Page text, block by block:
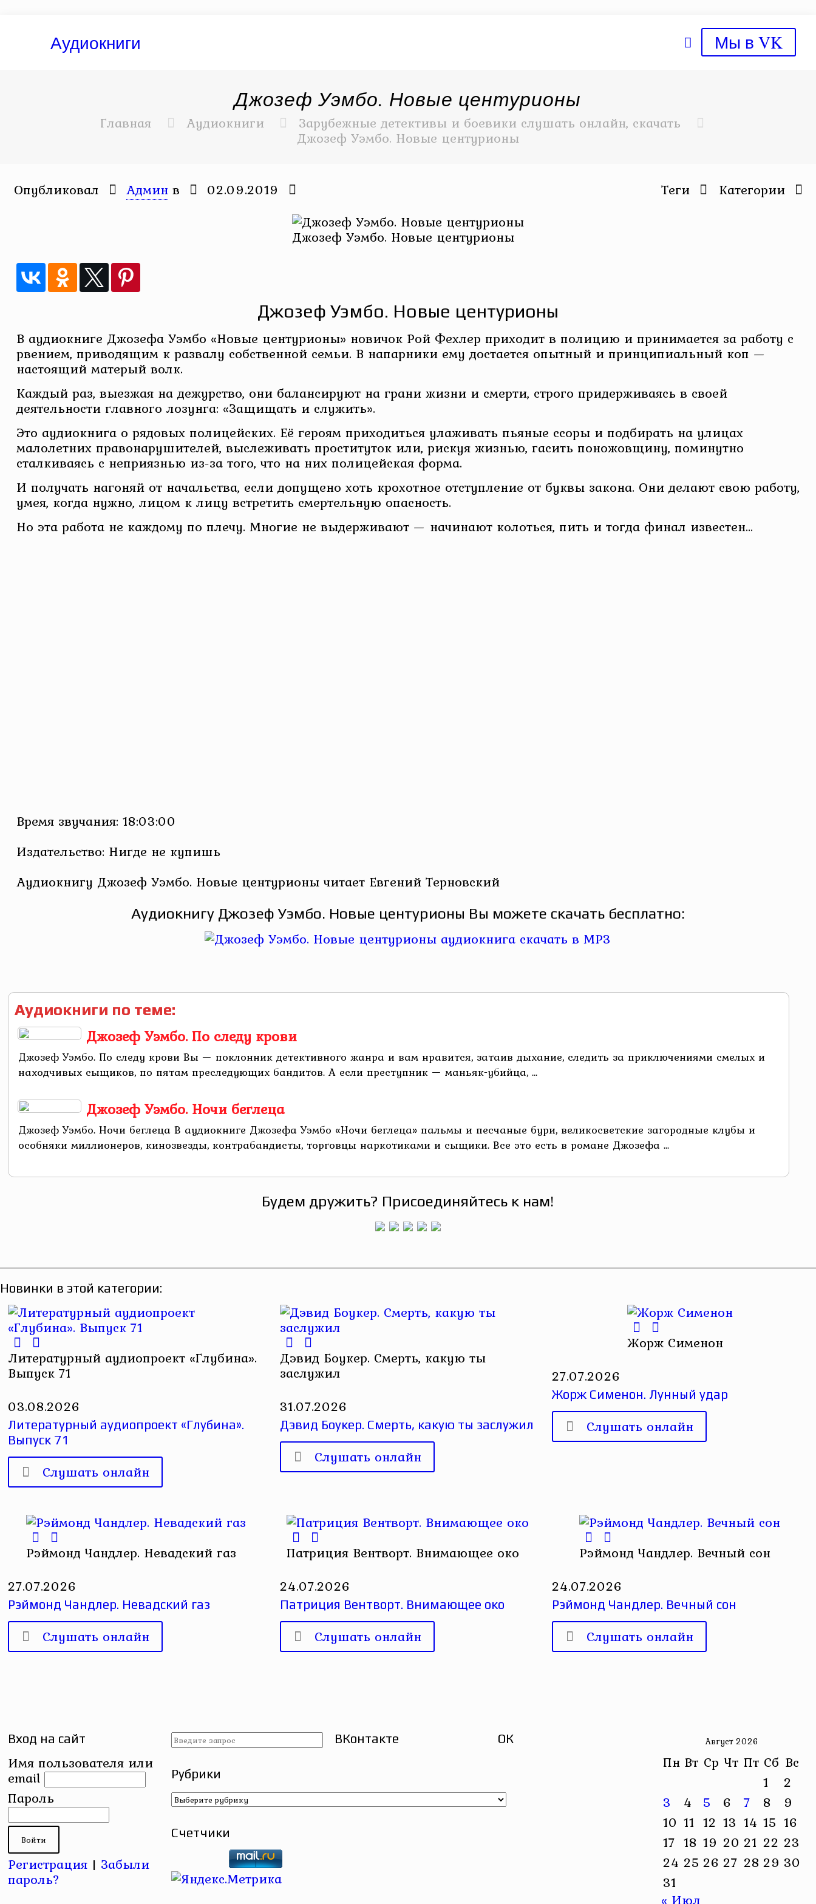
Аудиокниги Мы в VK
Джозеф Уэмбо. Новые центурионы
Главная Аудиокниги Зарубежные детективы и боевики слушать онлайн, скачать
Джозеф Уэмбо. Новые центурионы
Опубликовал Админ в 02.09.2019 Категории
Теги
Джозеф Уэмбо. Новые центурионы
Джозеф Уэмбо. Новые центурионы
В аудиокниге Джозефа Уэмбо «Новые центурионы» новичок Рой Фехлер приходит в полицию и принимается за работу с
рвением, приводящим к развалу собственной семьи. В напарники ему достается опытный и принципиальный коп —
настоящий матерый волк.
Каждый раз, выезжая на дежурство, они балансируют на грани жизни и смерти, строго придерживаясь в своей
деятельности главного лозунга: «Защищать и служить».
Это аудиокнига о рядовых полицейских. Её героям приходиться улаживать пьяные ссоры и подбирать на улицах
малолетних правонарушителей, выслеживать проституток или, рискуя жизнью, гасить поножовщину, поминутно
сталкиваясь с неприязнью из-за того, что на них полицейская форма.
И получать нагоняй от начальства, если допущено хоть крохотное отступление от буквы закона. Они делают свою работу,
умея, когда нужно, лицом к лицу встретить смертельную опасность.
Но эта работа не каждому по плечу. Многие не выдерживают — начинают колоться, пить и тогда финал известен…
Время звучания: 18:03:00
Издательство: Нигде не купишь
Аудиокнигу Джозеф Уэмбо. Новые центурионы читает Евгений Терновский
Аудиокнигу Джозеф Уэмбо. Новые центурионы Вы можете скачать бесплатно:
Аудиокниги по теме:
Джозеф Уэмбо. По следу крови
Джозеф Уэмбо. По следу крови Вы — поклонник детективного жанра и вам нравится, затаив дыхание, следить за приключениями смелых и
находчивых сыщиков, по пятам преследующих бандитов. А если преступник — маньяк-убийца, ...
Джозеф Уэмбо. Ночи беглеца
Джозеф Уэмбо. Ночи беглеца В аудиокниге Джозефа Уэмбо «Ночи беглеца» пальмы и песчаные бури, великосветские загородные клубы и
особняки миллионеров, кинозвезды, контрабандисты, торговцы наркотиками и сыщики. Все это есть в романе Джозефа ...
Будем дружить? Присоединяйтесь к нам!
Новинки в этой категории:
Литературный аудиопроект «Глубина».
Выпуск 71
03.08.2026
Литературный аудиопроект «Глубина».
Выпуск 71
Слушать онлайн
Дэвид Боукер. Смерть, какую ты
заслужил
31.07.2026
Дэвид Боукер. Смерть, какую ты заслужил
Слушать онлайн
Жорж Сименон
27.07.2026
Жорж Сименон. Лунный удар
Слушать онлайн
Рэймонд Чандлер. Невадский газ
27.07.2026
Рэймонд Чандлер. Невадский газ
Слушать онлайн
Патриция Вентворт. Внимающее око
24.07.2026
Патриция Вентворт. Внимающее око
Слушать онлайн
Рэймонд Чандлер. Вечный сон
24.07.2026
Рэймонд Чандлер. Вечный сон
Слушать онлайн
Вход на сайт
Имя пользователя или
email
Пароль
Регистрация | Забыли
пароль?
Рубрики
Рубрики
Счетчики
ВКонтакте ОК Август 2026
Пн Вт Ср Чт Пт Сб Вс
1
2
3
4 5 6 7 8
9
10 11 12 13 14 15 16
17 18 19 20 21 22 23
24 25 26 27 28 29 30
31
« Июл